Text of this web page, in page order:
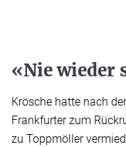
«Nie wieder
Krösche hatte nach
Frankfurter zum
zu Toppmöller